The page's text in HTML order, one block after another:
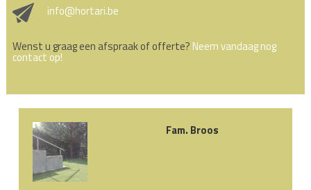
info@hortari.be
Wenst u graag een afspraak of offerte? Neem vandaag nog
contact op!
Fam. Broos